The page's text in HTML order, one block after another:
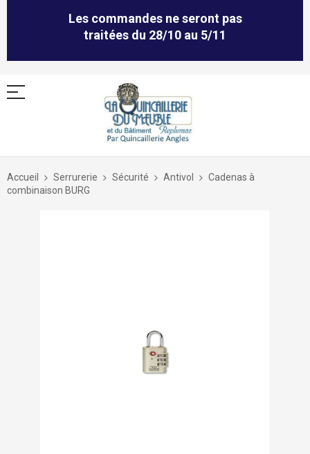
Les commandes ne seront pas
traitées du 28/10 au 5/11
Allez
contenu
Accueil Serrurerie Sécurité Antivol
Cadenas à
combinaison BURG